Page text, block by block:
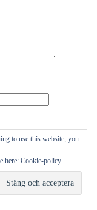
to use this website, you
here: Cookie-policy